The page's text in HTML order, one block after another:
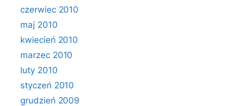
czerwiec 2010
maj 2010
kwiecień 2010
marzec 2010
luty 2010
styczeń 2010
grudzień 2009